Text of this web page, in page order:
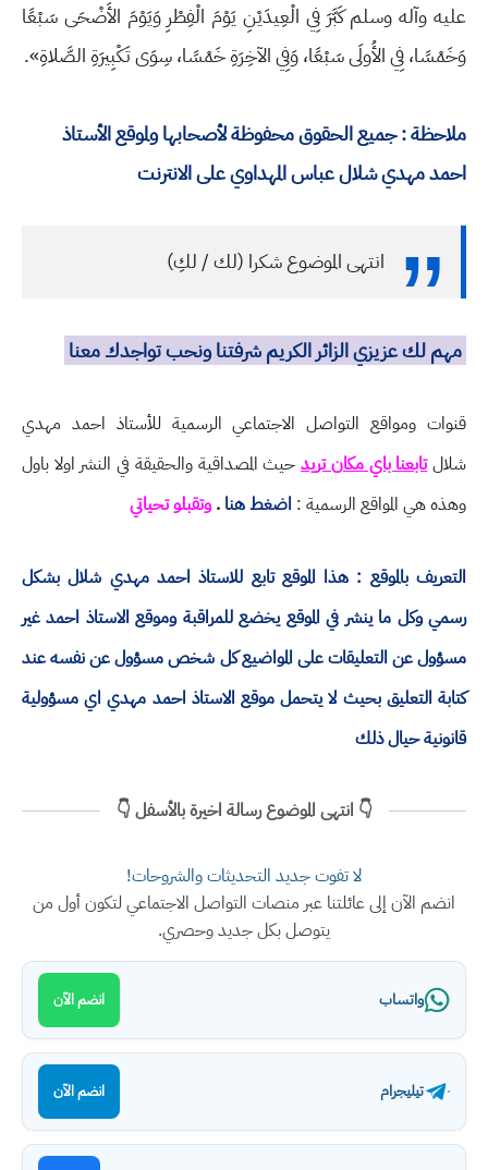
عليه وآله وسلم كَبَّرَ فِي الْعِيدَيْنِ يَوْمَ الْفِطْرِ وَيَوْمَ الأَضْحَى سَبْعًا
وَخَمْسًا، فِي الأُولَى سَبْعًا، وَفِي الآخِرَةِ خَمْسًا، سِوَى تَكْبِيرَةِ الصَّلاةِ».
ملاحظة : جميع الحقوق محفوظة لأصحابها ولموقع الأستاذ
احمد مهدي شلال عباس المهداوي على الانترنت
انتهى الموضوع شكرا (لك / لكِ)
مهم لك عزيزي الزائر الكريم شرفتنا ونحب تواجدك معنا
قنوات ومواقع التواصل الاجتماعي الرسمية للأستاذ احمد مهدي
شلالتابعنا باي مكان تريدحيث المصداقية والحقيقة في النشر اولا باول
وهذه هي المواقع الرسمية : اضغط هنا .وتقبلو تحياتي
التعريف بالموقع : هذا الموقع تابع للاستاذ احمد مهدي شلال بشكل
رسمي وكل ما ينشر في الموقع يخضع للمراقبة وموقع الاستاذ احمد غير
مسؤول عن التعليقات على المواضيع كل شخص مسؤول عن نفسه عند
كتابة التعليق بحيث لا يتحمل موقع الاستاذ احمد مهدي اي مسؤولية
قانونية حيال ذلك
👇 انتهى الموضوع رسالة اخيرة بالأسفل 👇
لا تفوت جديد التحديثات والشروحات!
انضم الآن إلى عائلتنا عبر منصات التواصل الاجتماعي لتكون أول من
يتوصل بكل جديد وحصري.
واتساب انضم الآن
تيليجرام انضم الآن